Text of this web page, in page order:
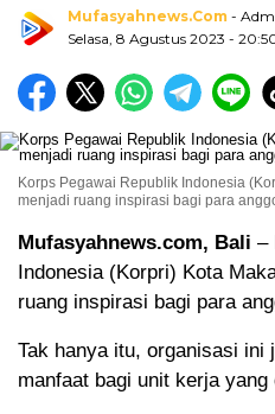
Mufasyahnews.com -
Selasa, 8 Agustus 2023 -
Korps Pegawai Republik Indonesia
menjadi ruang inspirasi bagi para
Mufasyahnews.com, Bali –
Indonesia (Korpri) Kota
ruang inspirasi bagi para
Tak hanya itu, organisasi ini
manfaat bagi unit kerja yang